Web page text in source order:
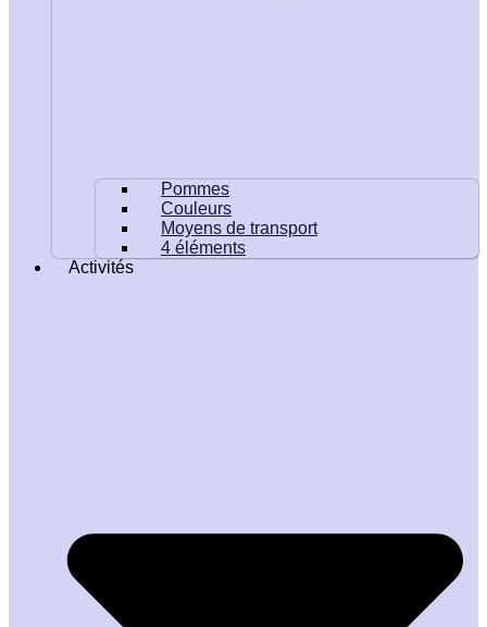
Pommes
Couleurs
Moyens de transport
4 éléments
Activités